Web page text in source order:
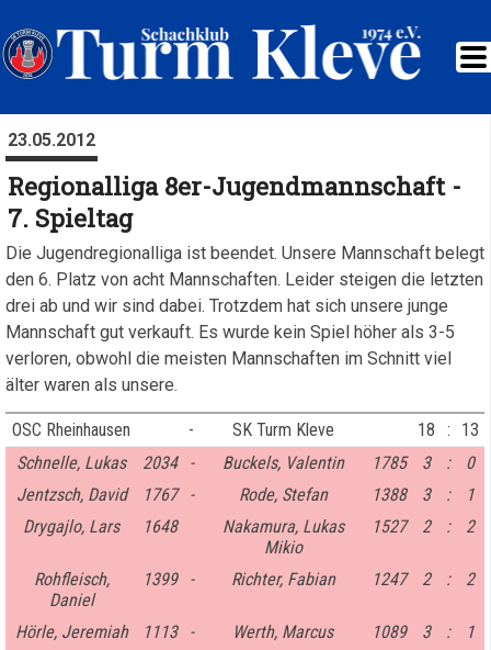
23.05.2012
Regionalliga 8er-Jugendmannschaft -
7. Spieltag
Die Jugendregionalliga ist beendet. Unsere Mannschaft belegt
den 6. Platz von acht Mannschaften. Leider steigen die letzten
drei ab und wir sind dabei. Trotzdem hat sich unsere junge
Mannschaft gut verkauft. Es wurde kein Spiel höher als 3-5
verloren, obwohl die meisten Mannschaften im Schnitt viel
älter waren als unsere.
OSC Rheinhausen - SK Turm Kleve 18 :
13
Schnelle, Lukas
2034 - Buckels, Valentin 1785 3 :
0
Jentzsch, David
1767 - Rode, Stefan 1388 3 :
1
Drygajlo, Lars
1648
Nakamura, Lukas
Mikio
1527 2 : 2
Rohfleisch,
Daniel
1399 - Richter, Fabian 1247 2 : 2
Hörle, Jeremiah 1113 - Werth, Marcus 1089 3 :
1